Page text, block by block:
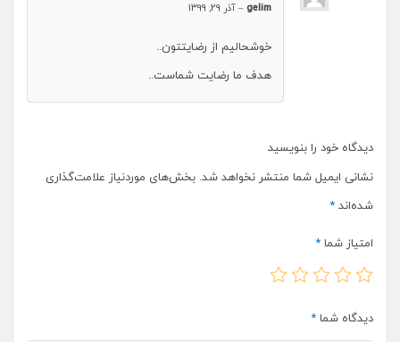
gelim
– آذر 29, 1399
خوشحالیم از رضایتتون..
هدف ما رضایت شماست..
دیدگاه خود را بنویسید
نشانی ایمیل شما منتشر نخواهد شد. بخش‌های موردنیاز علامت‌گذاری
شده‌اند *
امتیاز شما *
دیدگاه شما *